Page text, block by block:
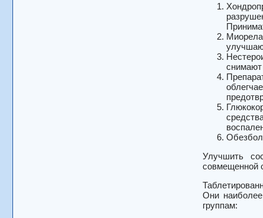
снимают
Улучшить
совмещенной
Они
группам: